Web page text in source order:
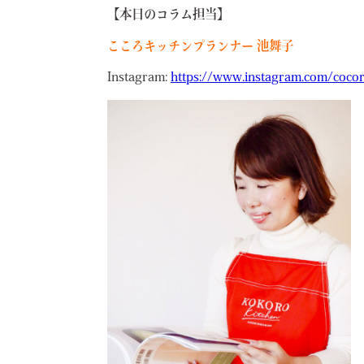
【本日のコラム担当】
こころキッチンプランナー 池舞子
Instagram: https://www.instagram.com/